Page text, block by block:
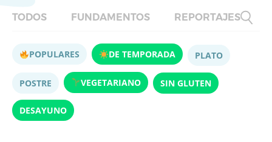
TODOS FUNDAMENTOS REPORTAJES
POPULARES DE TEMPORADA PLATO
POSTRE VEGETARIANO SIN GLUTEN
DESAYUNO